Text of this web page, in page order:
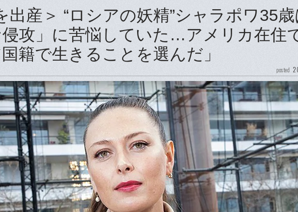
出産＞ “ロシアの妖精”シャラポワ35歳
侵攻」に苦悩していた…アメリカ在住
籍で生きることを選んだ」
posted